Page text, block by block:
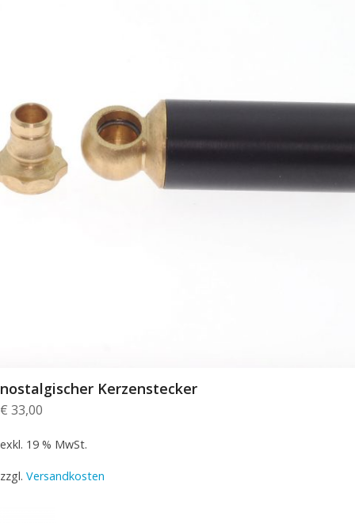
nostalgischer Kerzenstecker
€ 33,00
exkl. 19 % MwSt.
zzgl. Versandkosten